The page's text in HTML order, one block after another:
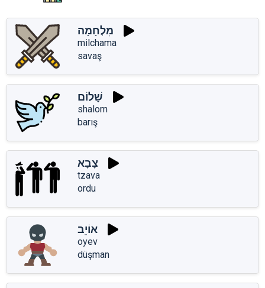
מִלְחָמָה
milchama
savaş
שָׁלוֹם
shalom
barış
צָבָא
tzava
ordu
אוֹיֵב
oyev
düşman